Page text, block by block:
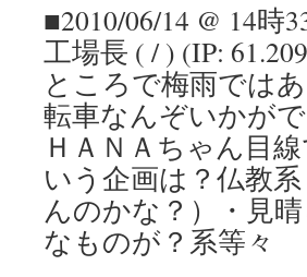
■2010/06/14 @ 14時
工場長 ( / ) (IP:
ところで梅雨では
転車なんぞいかが
ＨＡＮＡちゃん目
いう企画は？仏教
んのかな？）・見
なものが？系等々